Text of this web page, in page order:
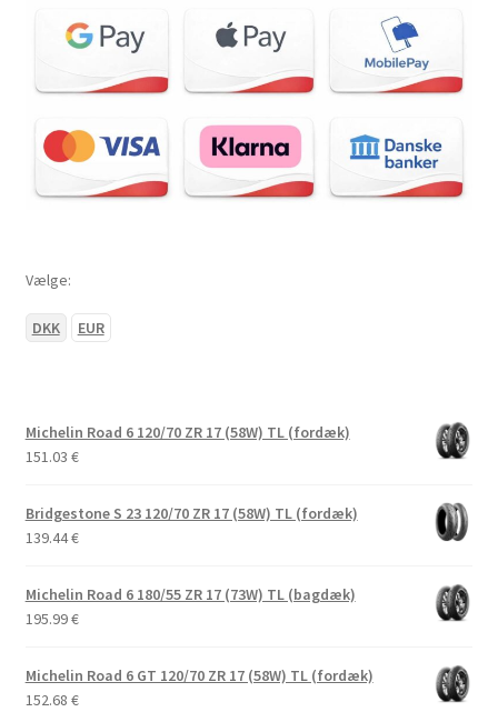
Vælge:
DKK EUR
Michelin Road 6 120/70 ZR 17 (58W) TL (fordæk)
151.03 €
Bridgestone S 23 120/70 ZR 17 (58W) TL (fordæk)
139.44€
Michelin Road 6 180/55 ZR 17 (73W) TL (bagdæk)
195.99€
Michelin Road 6 GT 120/70 ZR 17 (58W) TL (fordæk)
152.68 €